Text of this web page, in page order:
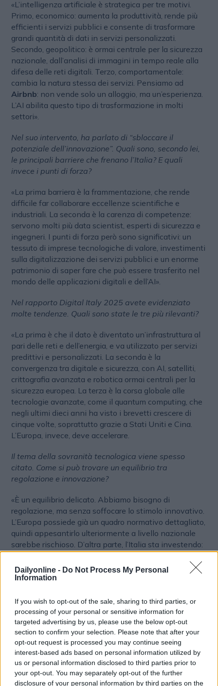
Dailyonline - Do Not Process My Personal
Information
If you wish to opt-out of the sale, sharing to third parties, or
processing of your personal or sensitive information for
targeted advertising by us, please use the below opt-out
section to confirm your selection. Please note that after your
opt-out request is processed you may continue seeing
interest-based ads based on personal information utilized by
us or personal information disclosed to third parties prior to
your opt-out. You may separately opt-out of the further
disclosure of your personal information by third parties on the
«L’intelligenza artificiale è strategica per tre motivi.
Primo, economico: aumenta la produttività, rende più
efficienti i servizi pubblici e consente di trasformare
grandi quantità di dati in servizi personalizzati.
Secondo, geopolitico: è ormai centrale per la sicurezza
nazionale, dall’analisi di immagini in tempo reale alla
difesa delle reti digitali. Terzo, comportamentale:
cambia la natura stessa dei servizi. Pensiamo ad
Airbnb: non vende solo un alloggio, ma un’esperienza.
L’AI abilita questo tipo di trasformazione in molti
settori».
Nel suo intervento, ha parlato di “sbloccare il
potenziale dell’innovazione”. Quali sono, secondo lei,
le principali barriere che frenano l’Italia? E quali
invece i punti di forza?
«La prima barriera è la frammentazione, che rende
difficile far collaborare eccellenze scientifiche e
industriali. La seconda è la carenza di competenze:
servono molti più data scientist, esperti di sicurezza e
ingegneri. I punti di forza però sono significativi: un
tessuto di imprese tecnologiche di valore, investimenti
sulla digitalizzazione dei servizi pubblici e un enorme
patrimonio di saper fare che può essere trasferito nel
mondo delle applicazioni digitali e dell’AI».
Nel rapporto Digital Italy 2025 avete evidenziato
molte tendenze. Quali sono state le tre più rilevanti?
«La prima è che il dato è diventato un’infrastruttura al
pari delle reti e dell’energia, e va utilizzato per servizi
predittivi e personalizzati. La seconda è la
convergenza tra digitale e sicurezza, con AI, satelliti,
crittografia avanzata e robotica ormai centrali per la
sicurezza europea. La terza è la corsa globale alle
tecnologie avanzate, come il quantum computing, che
negli ultimi dieci anni ha visto i brevetti crescere di
cinque volte, soprattutto grazie a Stati Uniti e Cina.
L’Europa, invece, deve accelerare.
Il tema della sovranità tecnologica viene spesso
citato. Come si può trovare un equilibrio tra
regolazione e innovazione?
«È un equilibrio delicato. Abbiamo bisogno di
regolazione, ma senza soffocare lo stimolo innovativo.
L’Europa possiede già un quadro normativo dettagliato,
quindi appesantirlo ulteriormente a livello nazionale
sarebbe rischioso. D’altra parte, l’Italia sta investendo:
stanziamenti dedicati e due agenzie specifiche per l’AI
sono segnali concreti».
differenza per il sistema produttivo italiano?
«La nostra opportunità più grande è il saper fare.
L’Italia non può competere con le big tech sulla
creazione dei foundation models, ma può eccellere nel
trasferire competenze verticali, moda, alimentare,
meccanica, artigianato evoluto, in applicazioni di
intelligenza artificiale per mercati specifici. È lì che